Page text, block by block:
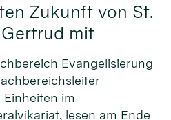
Zukunft von St.
mit
Evangelisierung
im
lesen am Ende